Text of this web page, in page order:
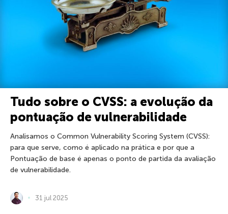
Tudo sobre o CVSS: a evolução da
pontuação de vulnerabilidade
Analisamos o Common Vulnerability Scoring System (CVSS):
para que serve, como é aplicado na prática e por que a
Pontuação de base é apenas o ponto de partida da avaliação
de vulnerabilidade.
31 jul 2025